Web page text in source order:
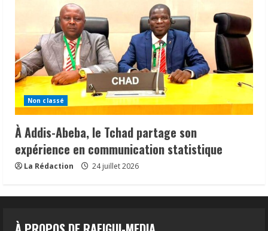
Non classé
À Addis-Abeba, le Tchad partage son
expérience en communication statistique
La Rédaction 24 juillet 2026